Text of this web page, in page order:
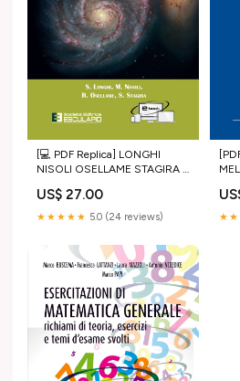
[💻 PDF Replica] LONGHI
NISOLI OSELLAME STAGIRA -
Meccanica Termodinamica
Elettricità e Magnetismo PDF
US$ 27.00
★★★★★ 5.0 (24 reviews)